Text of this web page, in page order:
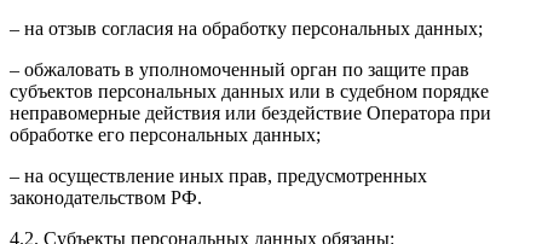
– на отзыв согласия на обработку персональных данных;
– обжаловать в уполномоченный орган по защите прав
субъектов персональных данных или в судебном порядке
неправомерные действия или бездействие Оператора при
обработке его персональных данных;
– на осуществление иных прав, предусмотренных
законодательством РФ.
4.2. Субъекты персональных данных обязаны: